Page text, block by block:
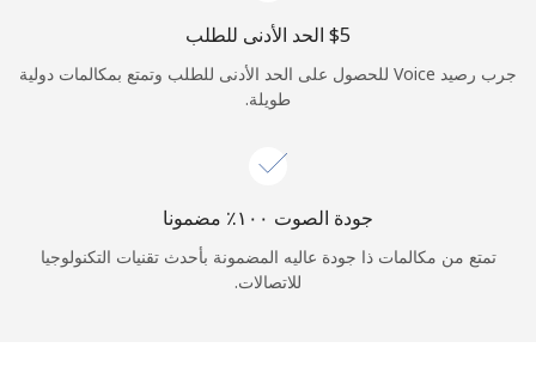
جرب رصيد Voice للحصول على الحد الأدنى للطلب وتمتع بمكالمات دولية
طويلة.
جودة الصوت ١٠٠٪ مضمونا
تمتع من مكالمات ذا جودة عاليه المضمونة بأحدث تقنيات التكنولوجيا
للاتصالات.